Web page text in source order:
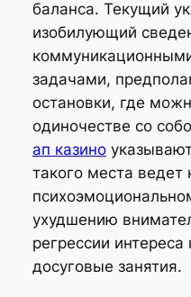
баланса. Текущий
изобилующий
задачами,
остановки, где
одиночестве со
ап казино
такого места ведет
ухудшению
регрессии
досуговые занятия.